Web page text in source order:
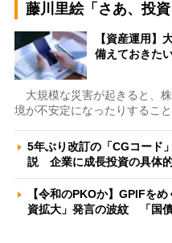
藤川里絵「さあ、投資
【資産運用】
備えておきた
大規模な災害が起きると、
境が不安定になったりするこ
5年ぶり改訂の「CGコード
説 企業に成長投資の具体
【令和のPKOか】GPIFを
資拡大」発言の波紋 「国